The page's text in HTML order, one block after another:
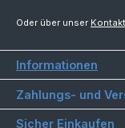
Oder über unser
Informationen
Zahlungs- und
Sicher Einkaufen